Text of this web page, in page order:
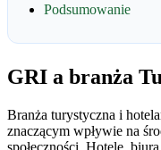
Podsumowanie
GRI a branża
Branża turystyczna i
znaczącym wpływie na
społeczności. Hotele,